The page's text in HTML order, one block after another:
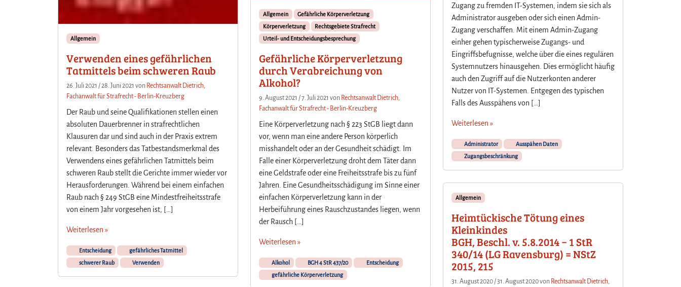
Allgemein
Gefährliche Körperverletzung
Körperverletzung
Rechtsgebiete Strafrecht
Urteil- und Entscheidungsbesprechung
Gefährliche Körperverletzung
durch Verabreichung von
Alkohol?
9. August 2021 /7. Juli 2021 von Rechtsanwalt Dietrich,
Fachanwalt für Strafrecht - Berlin-Kreuzberg
Eine Körperverletzung nach § 223 StGB liegt dann
vor, wenn man eine andere Person körperlich
misshandelt oder an der Gesundheit schädigt. Im
Falle einer Körperverletzung droht dem Täter dann
eine Geldstrafe oder eine Freiheitsstrafe bis zu fünf
Jahren. Eine Gesundheitsschädigung im Sinne einer
einfachen Körperverletzung kann in der
Herbeiführung eines Rauschzustandes liegen, wenn
der Rausch […]
Weiterlesen »
Alkohol BGH 4 StR 437/20
Entscheidung
gefährliche Körperverletzung
Allgemein
Verwenden eines gefährlichen
Tatmittels beim schweren Raub
26. Juli 2021 /28. Juni 2021 von Rechtsanwalt Dietrich,
Fachanwalt für Strafrecht - Berlin-Kreuzberg
Der Raub und seine Qualifikationen stellen einen
absoluten Dauerbrenner in strafrechtlichen
Klausuren dar und sind auch in der Praxis extrem
relevant. Besonders das Tatbestandsmerkmal des
Verwendens eines gefährlichen Tatmittels beim
schweren Raub stellt die Gerichte immer wieder vor
Herausforderungen. Während bei einem einfachen
Raub nach § 249 StGB eine Mindestfreiheitsstrafe
von einem Jahr vorgesehen ist, […]
Weiterlesen »
Entscheidung
gefährliches Tatmittel
schwerer Raub
Verwenden
Zugang zu fremden IT-Systemen, indem sie sich als
Administrator ausgeben oder sich einen Admin-
Zugang verschaffen. Mit einem Admin-Zugang
einher gehen typischerweise Zugangs- und
Eingriffsbefugnisse, welche über die eines regulären
Systemnutzers hinausgehen. Dies ermöglicht häufig
auch den Zugriff auf die Nutzerkonten anderer
Nutzer von IT-Systemen. Entgegen des typischen
Falls des Ausspähens von […]
Weiterlesen »
Administrator
Ausspähen Daten
Zugangsbeschränkung
Allgemein
Heimtückische Tötung eines
Kleinkindes
BGH, Beschl. v. 5.8.2014 − 1 StR
340/14 (LG Ravensburg) = NStZ
2015, 215
31. August 2020 /31. August 2020von Rechtsanwalt Dietrich,